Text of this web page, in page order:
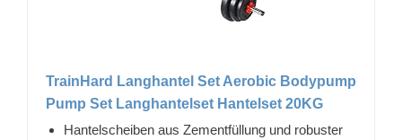
TrainHard Langhantel Set Aerobic Bodypump
Pump Set Langhantelset Hantelset 20KG
Hantelscheiben aus Zementfüllung und robuster